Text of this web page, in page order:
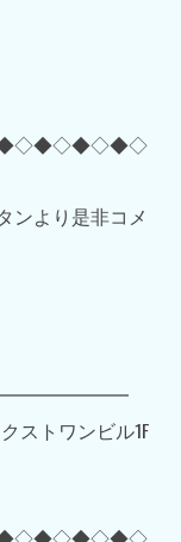
ンより是非コメ
ストワンビル1F